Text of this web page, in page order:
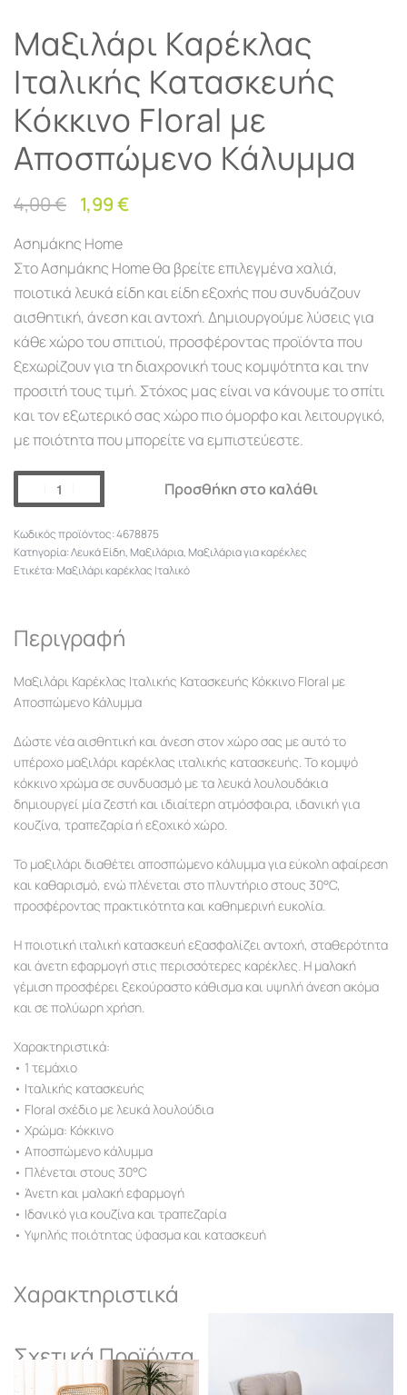
Μαξιλάρι Καρέκλας
Ιταλικής Κατασκευής
Κόκκινο Floral με
Αποσπώμενο Κάλυμμα
4,00€ 1,99€
Ασημάκης Home
Στο Ασημάκης Home θα βρείτε επιλεγμένα χαλιά,
ποιοτικά λευκά είδη και είδη εξοχής που συνδυάζουν
αισθητική, άνεση και αντοχή. Δημιουργούμε λύσεις για
κάθε χώρο του σπιτιού, προσφέροντας προϊόντα που
ξεχωρίζουν για τη διαχρονική τους κομψότητα και την
προσιτή τους τιμή. Στόχος μας είναι να κάνουμε το σπίτι
και τον εξωτερικό σας χώρο πιο όμορφο και λειτουργικό,
με ποιότητα που μπορείτε να εμπιστεύεστε.
Προσθήκη στο καλάθι
4678875
Κατηγορία:Λευκά Είδη, Μαξιλάρια, Μαξιλάρια για καρέκλες
Ετικέτα:Μαξιλάρι καρέκλας Ιταλικό
Περιγραφή
Μαξιλάρι Καρέκλας Ιταλικής Κατασκευής Κόκκινο Floral με
Αποσπώμενο Κάλυμμα
Δώστε νέα αισθητική και άνεση στον χώρο σας με αυτό το
υπέροχο μαξιλάρι καρέκλας ιταλικής κατασκευής. Το κομψό
κόκκινο χρώμα σε συνδυασμό με τα λευκά λουλουδάκια
δημιουργεί μία ζεστή και ιδιαίτερη ατμόσφαιρα, ιδανική για
κουζίνα, τραπεζαρία ή εξοχικό χώρο.
Το μαξιλάρι διαθέτει αποσπώμενο κάλυμμα για εύκολη αφαίρεση
και καθαρισμό, ενώ πλένεται στο πλυντήριο στους 30°C,
προσφέροντας πρακτικότητα και καθημερινή ευκολία.
Η ποιοτική ιταλική κατασκευή εξασφαλίζει αντοχή, σταθερότητα
και άνετη εφαρμογή στις περισσότερες καρέκλες. Η μαλακή
γέμιση προσφέρει ξεκούραστο κάθισμα και υψηλή άνεση ακόμα
και σε πολύωρη χρήση.
Χαρακτηριστικά:
• 1 τεμάχιο
• Ιταλικής κατασκευής
• Floral σχέδιο με λευκά λουλούδια
• Χρώμα: Κόκκινο
• Αποσπώμενο κάλυμμα
• Πλένεται στους 30°C
• Άνετη και μαλακή εφαρμογή
• Ιδανικό για κουζίνα και τραπεζαρία
• Υψηλής ποιότητας ύφασμα και κατασκευή
Χαρακτηριστικά
Σχετικά Προϊόντα